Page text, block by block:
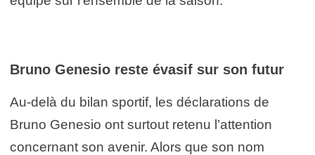
Bruno Genesio reste évasif sur son futur
Au-delà du bilan sportif, les déclarations de
Bruno Genesio ont surtout retenu l’attention
concernant son avenir. Alors que son nom